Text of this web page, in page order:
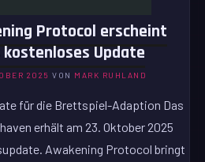
Protocol erscheint
Update
2025 VON MARK RUHLAND
für die Brettspiel-Adaption Das
erhält am 23. Oktober 2025
Awakening Protocol bringt